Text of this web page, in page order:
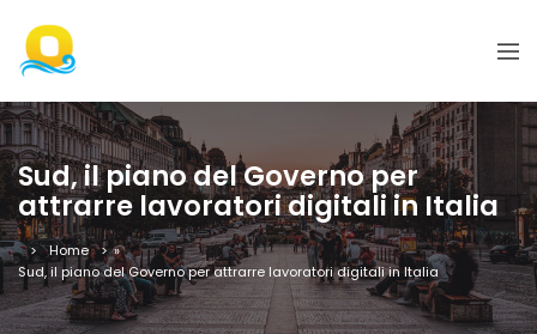
Sud, il piano del Governo per
attrarre lavoratori digitali in Italia
Home
»
Sud, il piano del Governo per attrarre lavoratori digitali in Italia